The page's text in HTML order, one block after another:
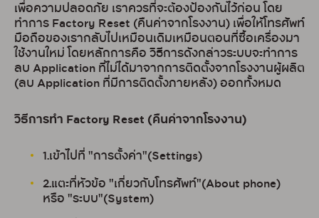
เพื่อความปลอดภัย เราควรที่จะต้องป้องกันไว้ก่อน โดย
ทำการ Factory Reset (คืนค่าจากโรงงาน) เพื่อให้โทรศัพท์
มือถือของเรากลับไปเหมือนเดิมเหมือนตอนที่ซื้อเครื่องมา
ใช้งานใหม่ โดยหลักการคือ วิธีการดังกล่าวระบบจะทำการ
ลบ Application ที่ไม่ได้มาจากการติดตั้งจากโรงงานผู้ผลิต
(ลบ Application ที่มีการติดตั้งภายหลัง) ออกทั้งหมด
วิธีการทำ Factory Reset (คืนค่าจากโรงงาน)
1.เข้าไปที่ "การตั้งค่า"(Settings)
2.แตะที่หัวข้อ "เกี่ยวกับโทรศัพท์"(About phone)
หรือ "ระบบ"(System)